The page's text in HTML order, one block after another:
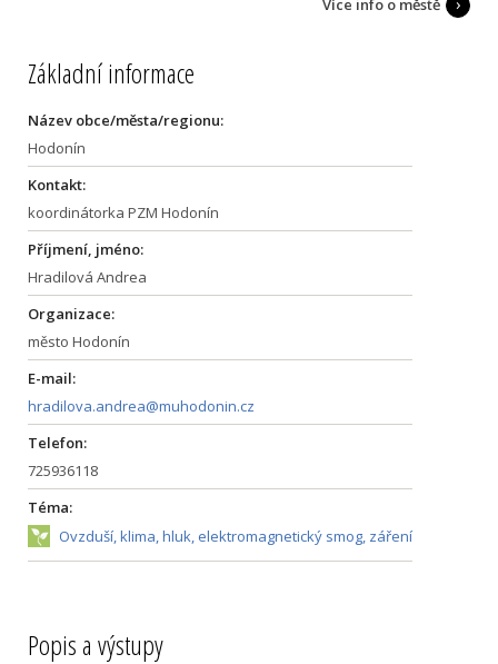
Více info o městě
Základní informace
Název obce/města/regionu:
Hodonín
Kontakt:
koordinátorka PZM Hodonín
Příjmení, jméno:
Hradilová Andrea
Organizace:
město Hodonín
E-mail:
hradilova.andrea@muhodonin.cz
Telefon:
725936118
Téma:
Ovzduší, klima, hluk, elektromagnetický smog, záření
Popis a výstupy